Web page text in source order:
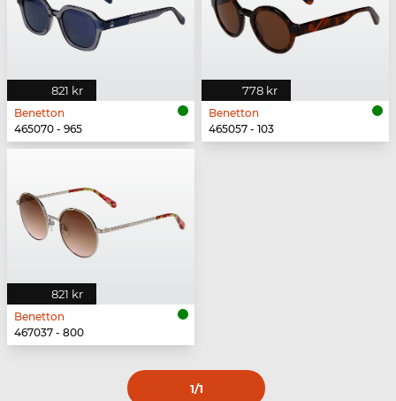
821 kr
Benetton
465070 - 965
778 kr
Benetton
465057 - 103
821 kr
Benetton
467037 - 800
1/1